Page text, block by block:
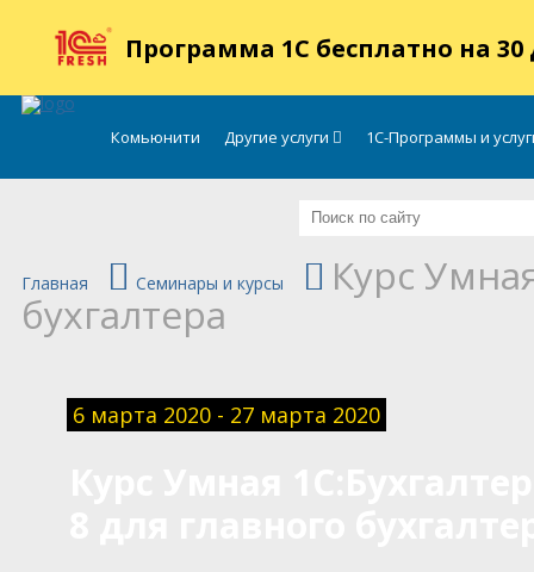
Программа 1С бесплатно на 30
Комьюнити Другие услуги 1С-Программы и
Главная Семинары и курсы Курс
бухгалтера
6 марта 2020 - 27 марта 2020